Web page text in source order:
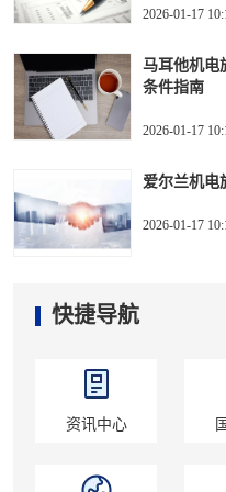
2026-01-17
马耳他机电
条件指南
2026-01-17
爱尔兰机电
2026-01-17
快捷导航
资讯中心